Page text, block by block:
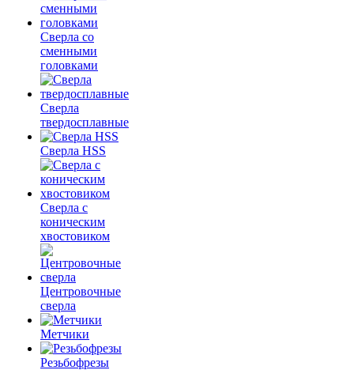
Сверла со
сменными
головками
Сверла
твердосплавные
Сверла HSS
Сверла с
коническим
хвостовиком
Центровочные
сверла
Метчики
Резьбофрезы